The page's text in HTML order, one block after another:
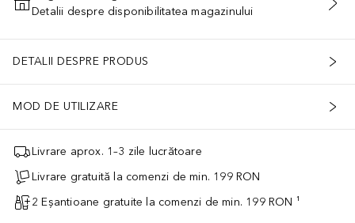
ADĂUGAȚI ÎN COŞ
Detalii despre disponibilitatea magazinului
DETALII DESPRE PRODUS
MOD DE UTILIZARE
Livrare aprox. 1–3 zile lucrătoare
Livrare gratuită la comenzi de min. 199 RON
2 Eșantioane gratuite la comenzi de min. 199 RON ¹